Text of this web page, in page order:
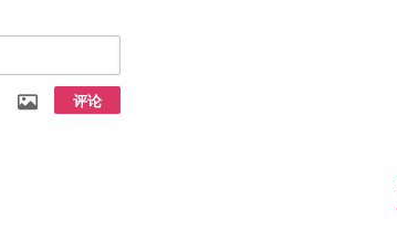
评论